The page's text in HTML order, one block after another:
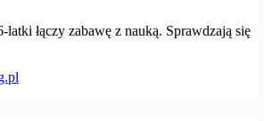
latki łączy zabawę z nauką. Sprawdzają się